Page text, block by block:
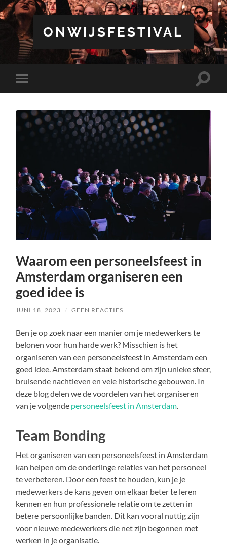
ONWIJSFESTIVAL
Schakel
naar
menu
Waarom een personeelsfeest in
Amsterdam organiseren een
goed idee is
JUNI 18, 2023 / GEEN REACTIES
Ben je op zoek naar een manier om je medewerkers te
belonen voor hun harde werk? Misschien is het
organiseren van een personeelsfeest in Amsterdam een
goed idee. Amsterdam staat bekend om zijn unieke sfeer,
bruisende nachtleven en vele historische gebouwen. In
deze blog delen we de voordelen van het organiseren
van je volgende personeelsfeest in Amsterdam
Team Bonding
Het organiseren van een personeelsfeest in Amsterdam
kan helpen om de onderlinge relaties van het personeel
te verbeteren. Door een feest te houden, kun je je
medewerkers de kans geven om elkaar beter te leren
kennen en hun professionele relatie om te zetten in
betere persoonlijke banden. Dit kan vooral nuttig zijn
voor nieuwe medewerkers die net zijn begonnen met
werken in je organisatie.